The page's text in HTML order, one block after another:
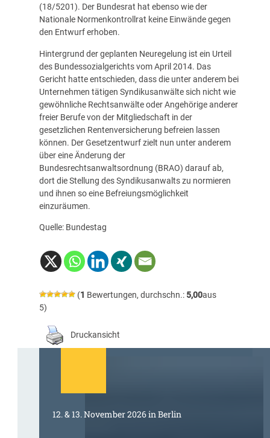
(18/5201). Der Bundesrat hat ebenso wie der
Nationale Normenkontrollrat keine Einwände gegen
den Entwurf erhoben.
Hintergrund der geplanten Neuregelung ist ein Urteil
des Bundessozialgerichts vom April 2014. Das
Gericht hatte entschieden, dass die unter anderem bei
Unternehmen tätigen Syndikusanwälte sich nicht wie
gewöhnliche Rechtsanwälte oder Angehörige anderer
freier Berufe von der Mitgliedschaft in der
gesetzlichen Rentenversicherung befreien lassen
können. Der Gesetzentwurf zielt nun unter anderem
über eine Änderung der
Bundesrechtsanwaltsordnung (BRAO) darauf ab,
dort die Stellung des Syndikusanwalts zu normieren
und ihnen so eine Befreiungsmöglichkeit
einzuräumen.
Quelle: Bundestag
(1 Bewertungen, durchschn.: 5,00aus
5)
Druckansicht
12. & 13. November 2026 in Berlin